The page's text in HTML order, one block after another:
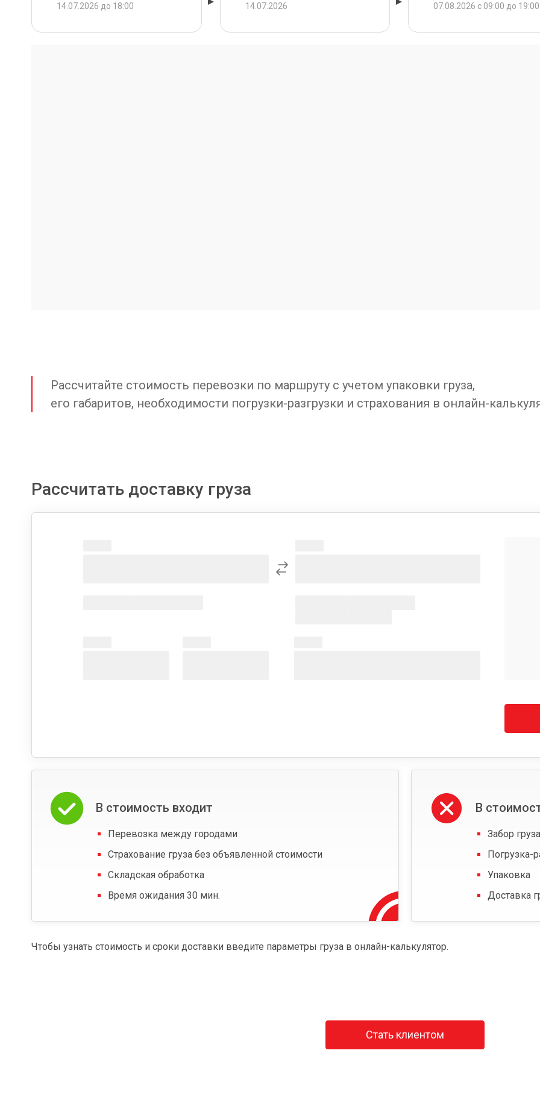
14.07.2026 до 18:00 14.07.2026 07.08.2026 с 09:00 до 19:00
Рассчитайте стоимость перевозки по маршруту с учетом упаковки груза,
его габаритов, необходимости погрузки-разгрузки и страхования в онлайн-
Рассчитать доставку груза
В стоимость входит
Перевозка между городами
Страхование груза без объявленной стоимости
Складская обработка
Время ожидания 30 мин.
В
Забор
Погрузка-
Упаковка
Доставка
Чтобы узнать стоимость и сроки доставки введите параметры груза в онлайн-калькулятор.
Стать клиентом